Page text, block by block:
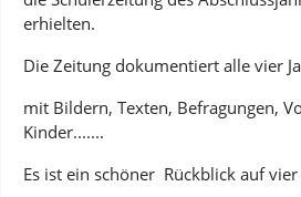
erhielten.
Die Zeitung dokumentiert alle vier
mit Bildern, Texten, Befragungen,
Kinder.......
Es ist ein schöner Rückblick auf